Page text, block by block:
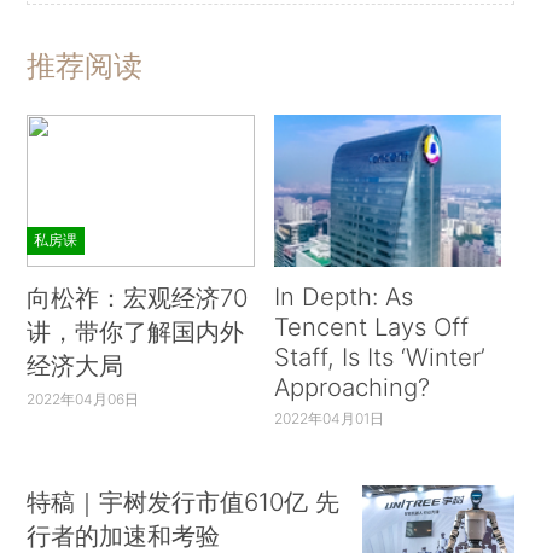
推荐阅读
私房课
向松祚：宏观经济70
讲，带你了解国内外
经济大局
2022年04月06日
In Depth: As
Tencent Lays Off
Staff, Is Its ‘Winter’
Approaching?
2022年04月01日
特稿｜宇树发行市值610亿 先
行者的加速和考验